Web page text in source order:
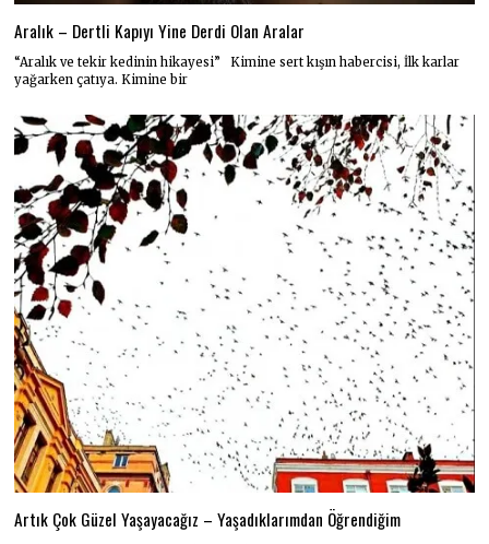
Aralık – Dertli Kapıyı Yine Derdi Olan Aralar
“Aralık ve tekir kedinin hikayesi” Kimine sert kışın habercisi, İlk karlar
yağarken çatıya. Kimine bir
Artık Çok Güzel Yaşayacağız – Yaşadıklarımdan Öğrendiğim